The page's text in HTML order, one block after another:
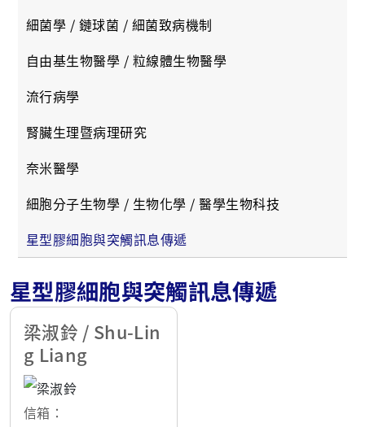
細菌學 / 鏈球菌 / 細菌致病機制
自由基生物醫學 / 粒線體生物醫學
流行病學
腎臟生理暨病理研究
奈米醫學
細胞分子生物學 / 生物化學 / 醫學生物科技
星型膠細胞與突觸訊息傳遞
星型膠細胞與突觸訊息傳遞
梁淑鈴 / Shu-Lin
g Liang
信箱：